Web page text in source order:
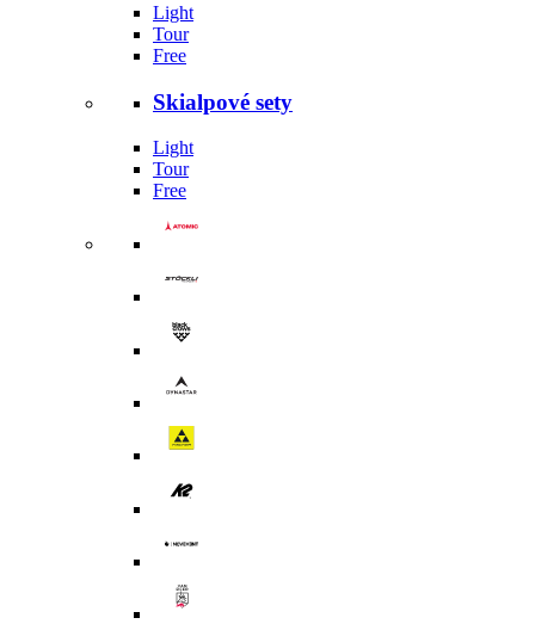
Light
Tour
Free
Skialpové sety
Light
Tour
Free